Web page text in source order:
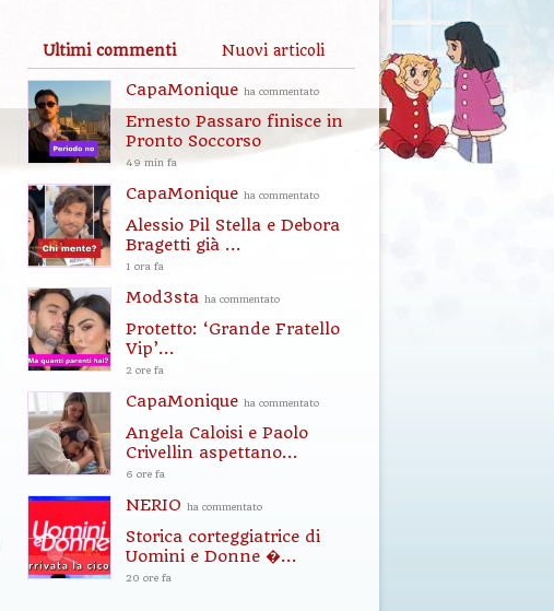
Ultimi commenti Nuovi articoli
CapaMonique ha commentato
Ernesto Passaro finisce in
Pronto Soccorso
49 min fa
CapaMonique ha commentato
Alessio Pil Stella e Debora
Bragetti già ...
1 ora fa
Mod3sta ha commentato
Protetto: ‘Grande Fratello
Vip’...
2 ore fa
CapaMonique ha commentato
Angela Caloisi e Paolo
Crivellin aspettano...
6 ore fa
NERIO ha commentato
Storica corteggiatrice di
Uomini e Donne �...
20 ore fa